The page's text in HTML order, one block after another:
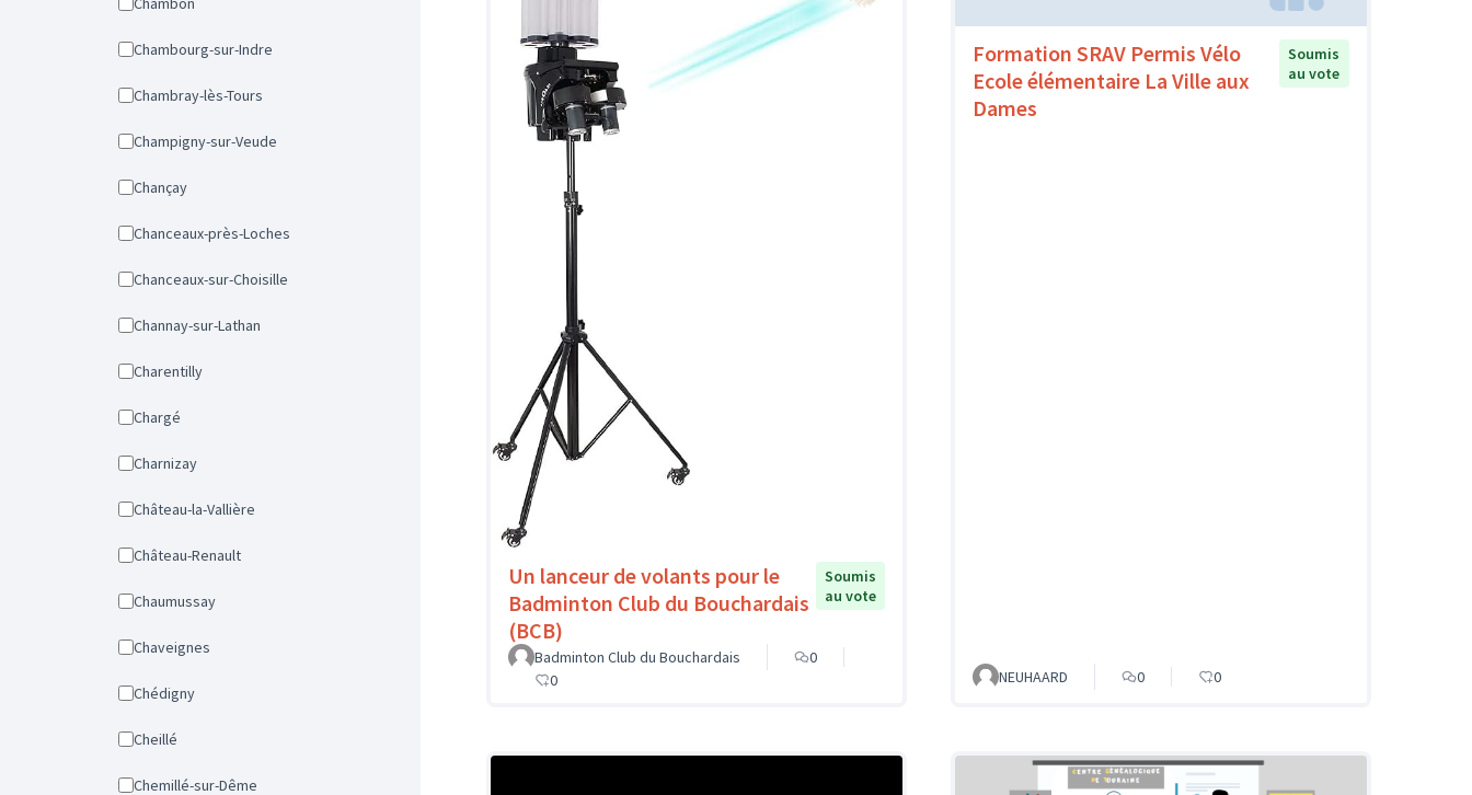
Chambourg-sur-Indre
Chambray-lès-Tours
Champigny-sur-Veude
Chançay
Chanceaux-près-Loches
Chanceaux-sur-Choisille
Channay-sur-Lathan
Charentilly
Chargé
Charnizay
Château-la-Vallière
Château-Renault
Chaumussay
Chaveignes
Chédigny
Cheillé
Chemillé-sur-Dême
Un lanceur de volants pour le
Badminton Club du Bouchardais
(BCB)
Soumis
au vote
Badminton Club du Bouchardais
0
0
Formation SRAV Permis Vélo
Ecole élémentaire La Ville aux
Dames
Soumis
au vote
NEUHAARD 0 0